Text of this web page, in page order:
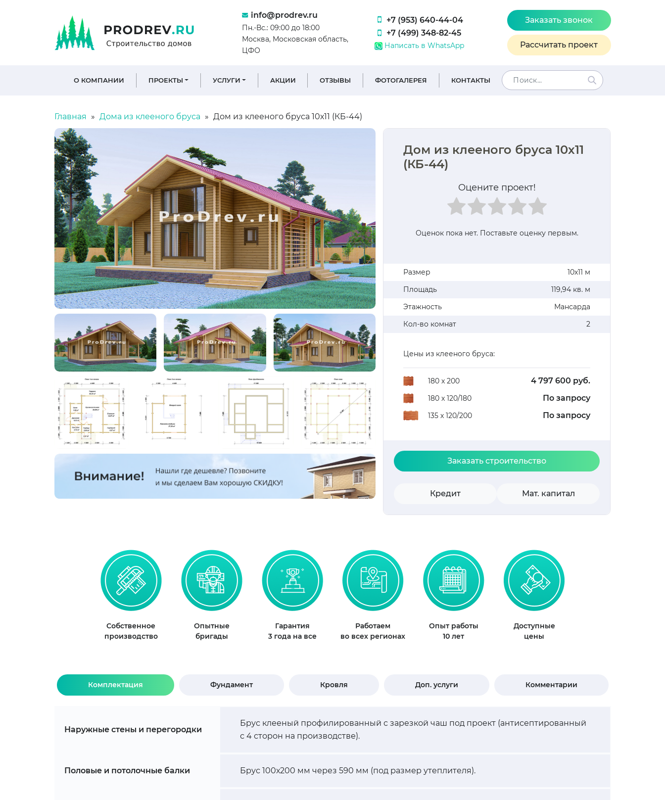
info@prodrev.ru
Пн.-Вс.: 09:00 до 18:00
Москва, Московская область,
ЦФО
+7 (953) 640-44-04
+7 (499) 348-82-45
Написать в WhatsApp
Заказать звонок
Рассчитать проект
О КОМПАНИИ ПРОЕКТЫ УСЛУГИ АКЦИИ ОТЗЫВЫ ФОТОГАЛЕРЕЯ КОНТАКТЫ
Главная Дома из клееного бруса Дом из клееного бруса 10х11 (КБ-44)
Дом из клееного бруса 10х11
(КБ-44)
Оцените проект!
Оценок пока нет. Поставьте оценку первым.
Размер
10х11 м
Площадь
119,94 кв. м
Этажность
Мансарда
Кол-во комнат
2
Цены из клееного бруса:
180 х 200 4 797 600 руб.
180 х 120/180 По запросу
135 х 120/200 По запросу
Заказать строительство
Кредит Мат. капитал
Собственное
производство
Опытные
бригады
Гарантия
3 года на все
Работаем
во всех регионах
Опыт работы
10 лет
Доступные
цены
Комплектация Фундамент Кровля Доп. услуги Комментарии
Наружные стены и перегородки
Брус клееный профилированный с зарезкой чаш под проект (антисептированный
с 4 сторон на производстве).
Половые и потолочные балки Брус 100х200 мм через 590 мм (под размер утеплителя).